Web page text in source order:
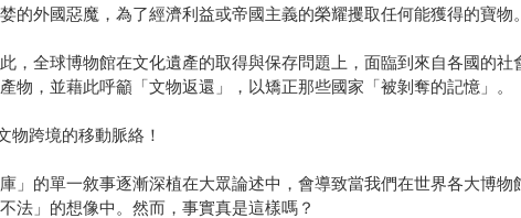
的外國惡魔，為了經濟利益或帝國主義的榮耀攫取任何能獲得的寶物。
，全球博物館在文化遺產的取得與保存問題上，面臨到來自各國的
物，並藉此呼籲「文物返還」，以矯正那些國家「被剝奪的記憶」。
物跨境的移動脈絡！
」的單一敘事逐漸深植在大眾論述中，會導致當我們在世界各大博
法」的想像中。然而，事實真是這樣嗎？